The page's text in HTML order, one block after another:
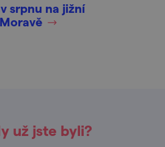
srpnu na jižní
Moravě
už jste byli?